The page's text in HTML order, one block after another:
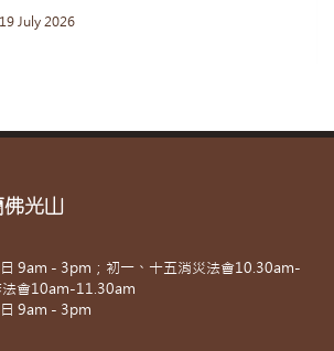
19 July 2026
光山
日 9am - 3pm；初一、十五消災法會10.30am-
會10am-11.30am
9am - 3pm